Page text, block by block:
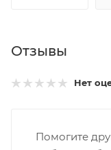
Отзывы
Нет
Помогите